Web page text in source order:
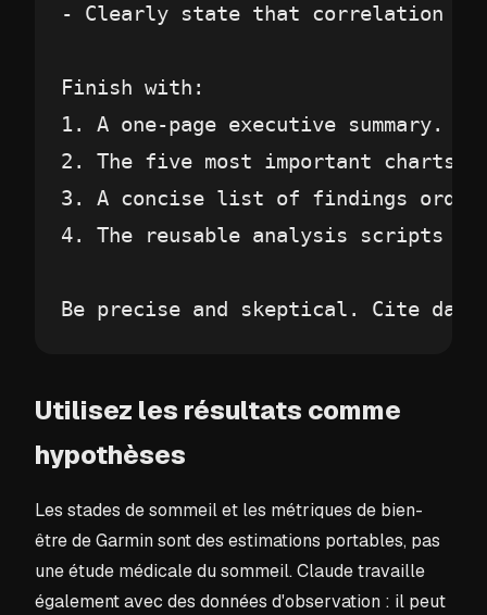
- Clearly state that correlation
Finish with:
1. A one-page executive summary.
2. The five most important charts
3. A concise list of findings
4. The reusable analysis scripts
Be precise and skeptical. Cite
Utilisez les résultats comme
hypothèses
Les stades de sommeil et les métriques de bien-
être de Garmin sont des estimations portables, pas
une étude médicale du sommeil. Claude travaille
également avec des données d'observation : il peut